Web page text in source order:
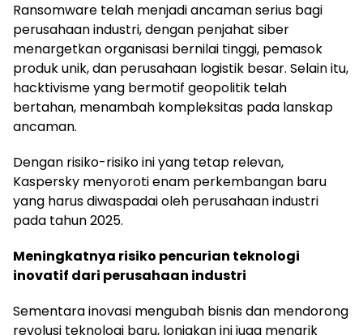
Ransomware telah menjadi ancaman serius bagi
perusahaan industri, dengan penjahat siber
menargetkan organisasi bernilai tinggi, pemasok
produk unik, dan perusahaan logistik besar. Selain itu,
hacktivisme yang bermotif geopolitik telah
bertahan, menambah kompleksitas pada lanskap
ancaman.
Dengan risiko-risiko ini yang tetap relevan,
Kaspersky menyoroti enam perkembangan baru
yang harus diwaspadai oleh perusahaan industri
pada tahun 2025.
Meningkatnya risiko pencurian teknologi
inovatif dari perusahaan industri
Sementara inovasi mengubah bisnis dan mendorong
revolusi teknologi baru, lonjakan ini juga menarik